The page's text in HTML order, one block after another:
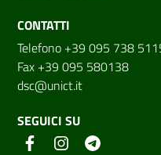
CONTATTI
Telefono +39 095 738
Fax +39 095 580138
dsc@unict.it
SEGUICI SU